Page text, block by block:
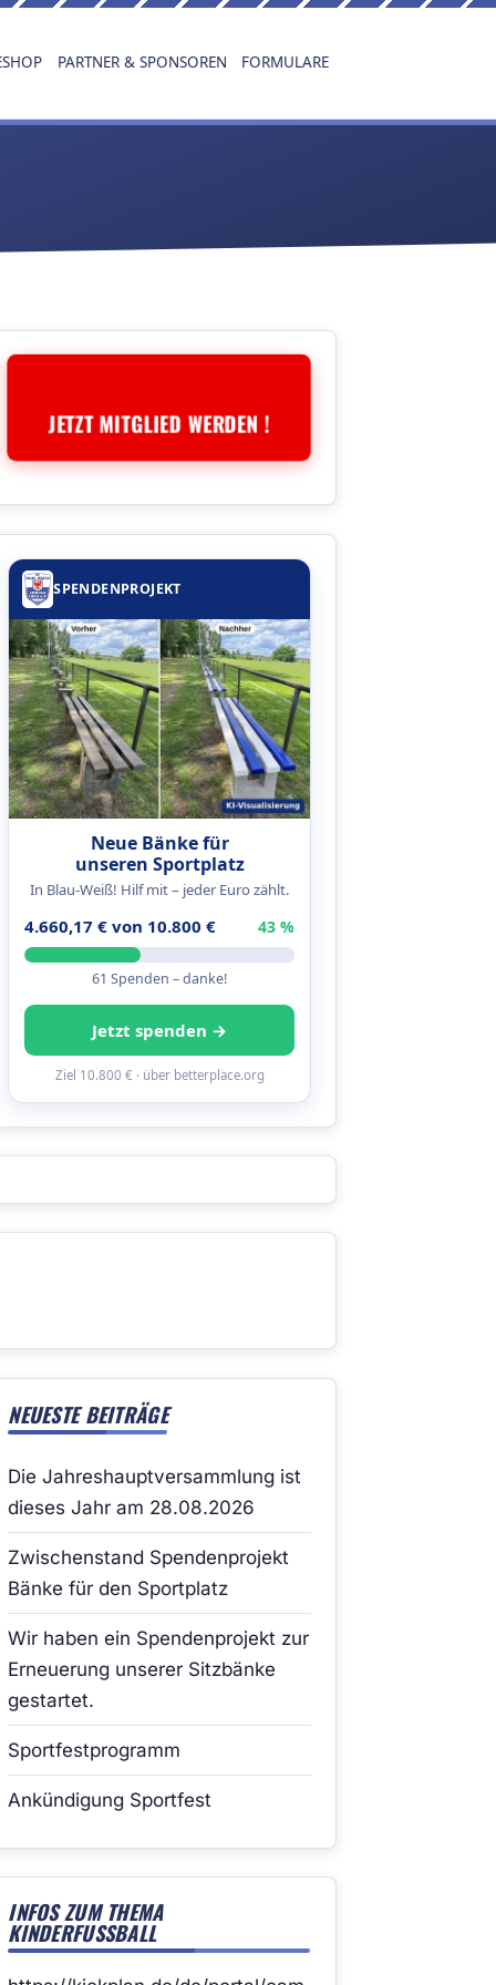
PARTNER & SPONSOREN FORMULARE
JETZT MITGLIED WERDEN !
SPENDENPROJEKT
Neue Bänke für
unseren Sportplatz
In Blau-Weiß! Hilf mit – jeder Euro zählt.
4.660,17 € von 10.800 € 43 %
61 Spenden – danke!
Jetzt spenden →
Ziel 10.800 € · über betterplace.org
NEUESTE BEITRÄGE
Die Jahreshauptversammlung ist
dieses Jahr am 28.08.2026
Zwischenstand Spendenprojekt
Bänke für den Sportplatz
Wir haben ein Spendenprojekt zur
Erneuerung unserer Sitzbänke
gestartet.
Sportfestprogramm
Ankündigung Sportfest
INFOS ZUM THEMA
KINDERFUSSBALL